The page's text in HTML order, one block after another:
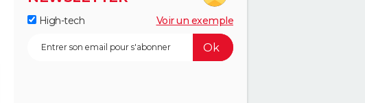
High-tech Voir un exemple